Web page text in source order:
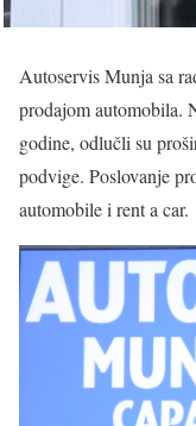
Autoservis Munja sa
prodajom automobila.
godine, odlučli su
podvige. Poslovanje
automobile i rent a car.